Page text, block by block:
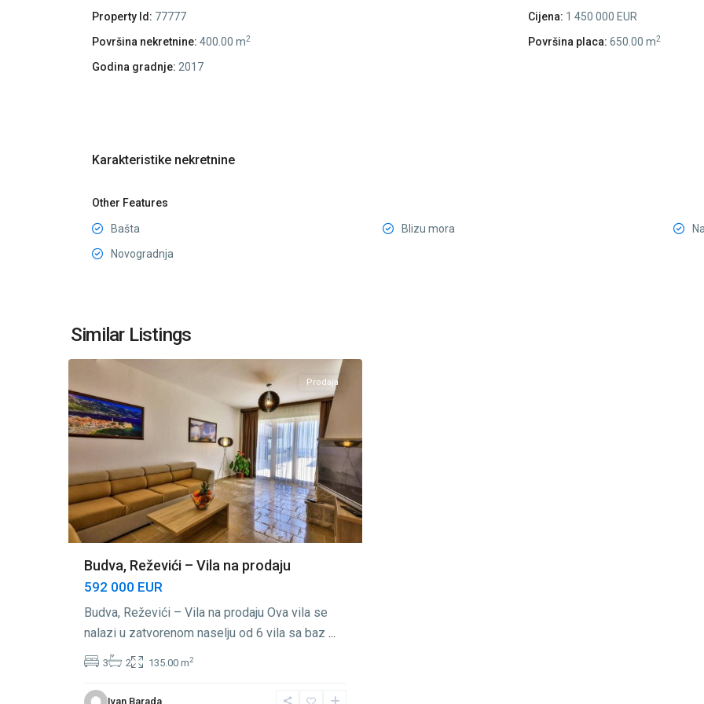
Property Id: 77777 Cijena: 1 450 000 EUR
Površina nekretnine: 400.00 m2 Površina placa: 650.00 m2
Godina gradnje: 2017
Karakteristike nekretnine
Other Features
Bašta Blizu mora
Novogradnja
Similar Listings
Bečići
Budva
Prodaja
Budva, Reževići – Vila na prodaju
592 000 EUR
Budva, Reževići – Vila na prodaju Ova vila se
nalazi u zatvorenom naselju od 6 vila sa baz ...
3 2 135.00 m2
Ivan Barada